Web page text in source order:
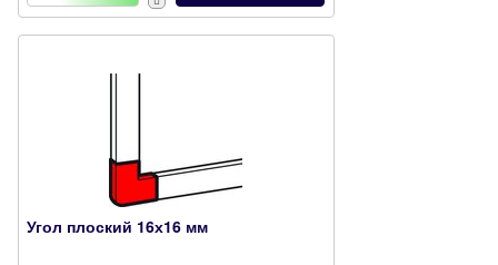
Угол плоский 16х16 мм